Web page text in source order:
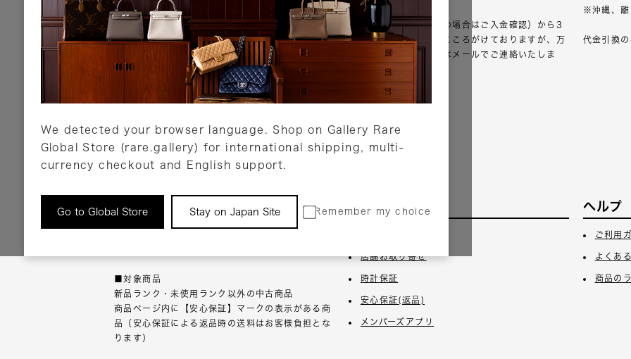
We detected your browser language. Shop on Gallery Rare
Global Store (rare.gallery) for international shipping, multi-
currency checkout and English support.
Go to Global Store Stay on Japan Site Remember my choice
クレジットカード
ショッピングローン
銀行振込・郵便振替
代金引換
Amazon Pay
PayPay
店頭支払い
詳しくはこちら
ご注文確認（銀行振込の場合はご入金確認）から3
営業日以内のご出荷をこころがけておりますが、万
が一出荷が遅れる場合はメールでご連絡いたしま
詳しくはこちら
※沖縄、離
代金引換
返品について
■対象商品
新品ランク・未使用ランク以外の中古商品
商品ページ内に【安心保証】マークの表示がある商
品（安心保証による返品時の送料はお客様負担とな
ります）
サービス
店舗お取り寄せ
時計保証
安心保証(返品)
メンバーズアプリ
ヘルプ
ご利用
よくあ
商品の